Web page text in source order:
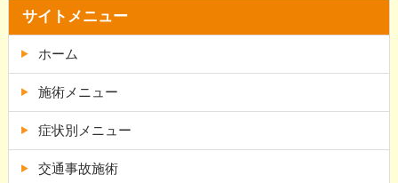
サイトメニュー
ホーム
施術メニュー
症状別メニュー
交通事故施術